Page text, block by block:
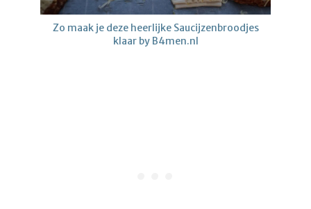
Zo maak je deze heerlijke Saucijzenbroodjes
klaar by B4men.nl